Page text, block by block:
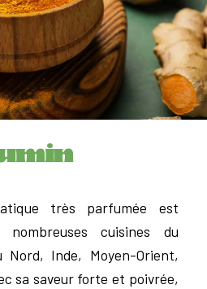
très parfumée est
cuisines du
Inde, Moyen-Orient,
sa saveur forte et poivrée,